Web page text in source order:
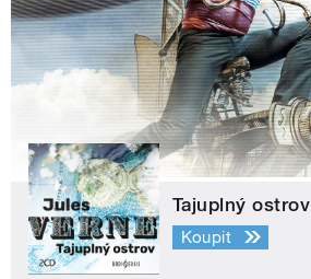
Tajuplný ostrov
Koupit